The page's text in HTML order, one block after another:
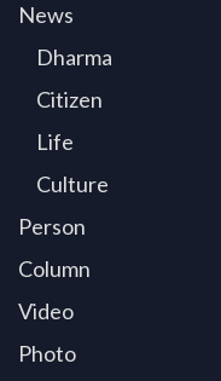
News
Dharma
Citizen
Life
Culture
Person
Column
Video
Photo